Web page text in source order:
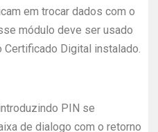
em trocar dados com o
módulo deve ser usado
Certificado Digital instalado.
PIN se
de dialogo com o retorno